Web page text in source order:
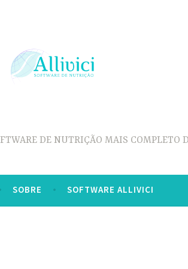
DE NUTRIÇÃO MAIS COMPLETO
SOBRE SOFTWARE ALLIVICI